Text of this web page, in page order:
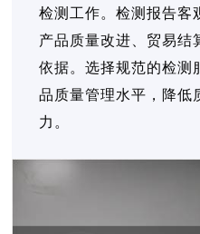
检测工作。检测报告客
产品质量改进、贸易结
依据。选择规范的检测
品质量管理水平，降低
力。